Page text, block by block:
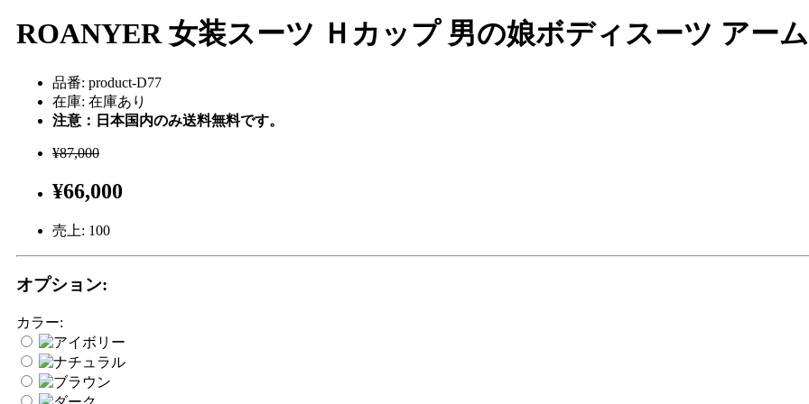
ROANYER 女装スーツ Ｈカップ 男の娘ボディスーツ アー
品番: product-D77
在庫: 在庫あり
注意：日本国内のみ送料無料です。
¥87,000
¥66,000
売上: 100
オプション:
カラー: